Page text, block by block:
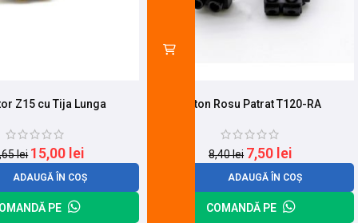
Z15 cu Tija Lunga
lei 15,00 lei
ADAUGĂ ÎN COȘ
PE
Buton Rosu Patrat T120-RA
8,40lei 7,50 lei
ADAUGĂ ÎN COȘ
COMANDĂ PE